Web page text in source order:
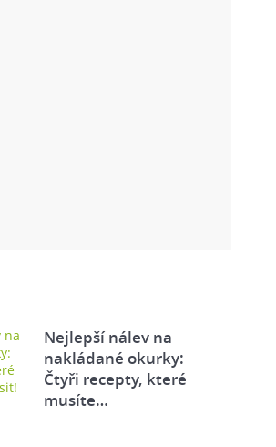
Nejlepší nálev na
nakládané okurky:
Čtyři recepty, které
musíte…